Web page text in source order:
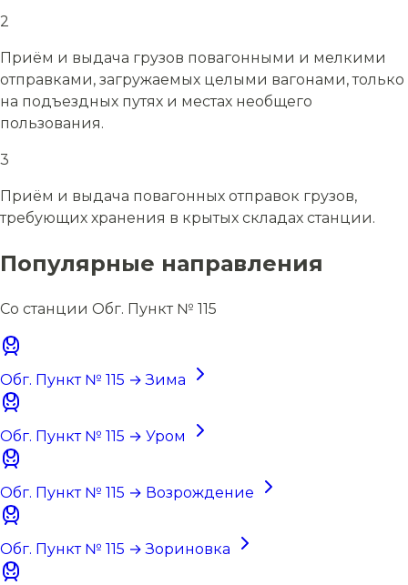
2
Приём и выдача грузов повагонными и мелкими
отправками, загружаемых целыми вагонами, только
на подъездных путях и местах необщего
пользования.
3
Приём и выдача повагонных отправок грузов,
требующих хранения в крытых складах станции.
Популярные направления
Со станции Обг. Пункт № 115
Обг. Пункт № 115 → Зима
Обг. Пункт № 115 → Уром
Обг. Пункт № 115 → Возрождение
Обг. Пункт № 115 → Зориновка